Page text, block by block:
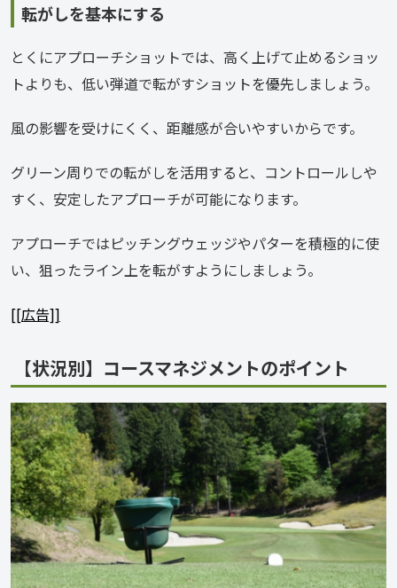
転がしを基本にする
とくにアプローチショットでは、高く上げて止めるショッ
トよりも、低い弾道で転がすショットを優先しましょう。
風の影響を受けにくく、距離感が合いやすいからです。
グリーン周りでの転がしを活用すると、コントロールしや
すく、安定したアプローチが可能になります。
アプローチではピッチングウェッジやパターを積極的に使
い、狙ったライン上を転がすようにしましょう。
[[広告]]
【状況別】コースマネジメントのポイント